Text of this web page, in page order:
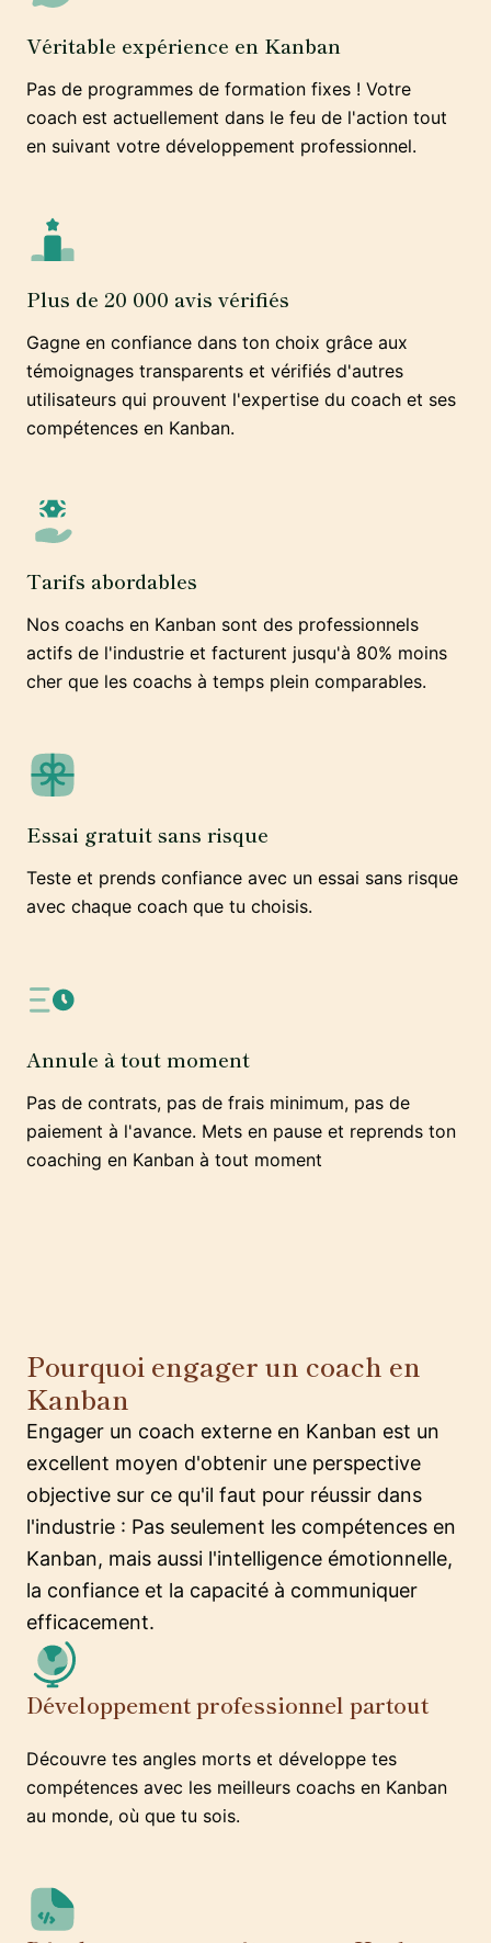
Véritable expérience en Kanban
Pas de programmes de formation fixes ! Votre
coach est actuellement dans le feu de l'action tout
en suivant votre développement professionnel.
Plus de 20 000 avis vérifiés
Gagne en confiance dans ton choix grâce aux
témoignages transparents et vérifiés d'autres
utilisateurs qui prouvent l'expertise du coach et ses
compétences en Kanban.
Tarifs abordables
Nos coachs en Kanban sont des professionnels
actifs de l'industrie et facturent jusqu'à 80% moins
cher que les coachs à temps plein comparables.
Essai gratuit sans risque
Teste et prends confiance avec un essai sans risque
avec chaque coach que tu choisis.
Annule à tout moment
Pas de contrats, pas de frais minimum, pas de
paiement à l'avance. Mets en pause et reprends ton
coaching en Kanban à tout moment
Pourquoi engager un coach en
Kanban
Engager un coach externe en Kanban est un
excellent moyen d'obtenir une perspective
objective sur ce qu'il faut pour réussir dans
l'industrie : Pas seulement les compétences en
Kanban, mais aussi l'intelligence émotionnelle,
la confiance et la capacité à communiquer
efficacement.
Développement professionnel partout
Découvre tes angles morts et développe tes
compétences avec les meilleurs coachs en Kanban
au monde, où que tu sois.